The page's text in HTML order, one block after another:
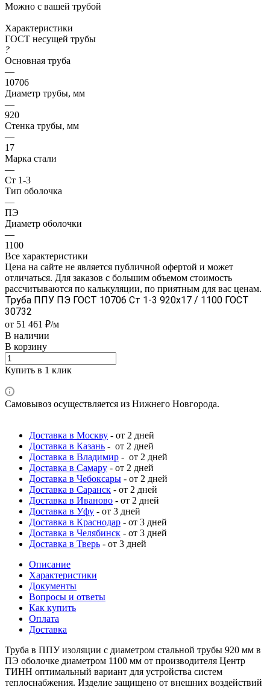
Можно с вашей трубой
Характеристики
ГОСТ несущей трубы
?
Основная труба
—
10706
Диаметр трубы, мм
—
920
Стенка трубы, мм
—
17
Марка стали
—
Ст 1-3
Тип оболочка
—
ПЭ
Диаметр оболочки
—
1100
Все характеристики
Цена на сайте не является публичной офертой и может
отличаться. Для заказов с большим объемом стоимость
рассчитываются по калькуляции, по приятным для вас ценам.
Труба ППУ ПЭ ГОСТ 10706 Ст 1-3 920x17 / 1100 ГОСТ
30732
от 51 461 ₽/м
В наличии
В корзину
Купить в 1 клик
Самовывоз осуществляется из Нижнего Новгорода.
Доставка в Москву - от 2 дней
Доставка в Казань - от 2 дней
Доставка в Владимир - от 2 дней
Доставка в Самару - от 2 дней
Доставка в Чебоксары - от 2 дней
Доставка в Саранск - от 2 дней
Доставка в Иваново - от 2 дней
Доставка в Уфу - от 3 дней
Доставка в Краснодар - от 3 дней
Доставка в Челябинск - от 3 дней
Доставка в Тверь - от 3 дней
Описание
Характеристики
Документы
Вопросы и ответы
Как купить
Оплата
Доставка
Труба в ППУ изоляции с диаметром стальной трубы 920 мм в
ПЭ оболочке диаметром 1100 мм от производителя Центр
ТИНН оптимальный вариант для устройства систем
теплоснабжения. Изделие защищено от внешних воздействий